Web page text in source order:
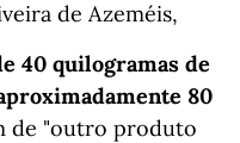
de Azeméis,
40 quilogramas de
80
de "outro produto